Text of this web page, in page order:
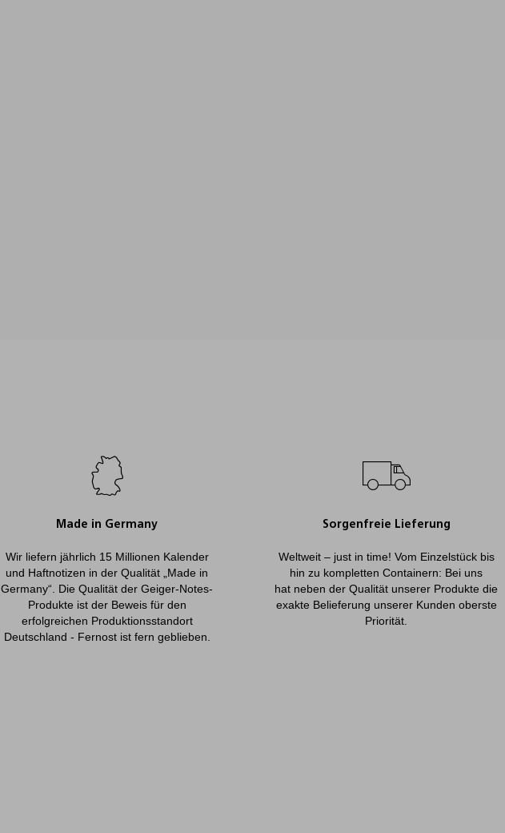
Made in Germany
Wir liefern jährlich 15 Millionen Kalender
und Haftnotizen in der Qualität „Made in
Germany“. Die Qualität der Geiger-Notes-
Produkte ist der Beweis für den
erfolgreichen Produktionsstandort
Deutschland - Fernost ist fern geblieben.
Sorgenfreie Lieferung
Weltweit – just in time! Vom Einzelstück bis
hin zu kompletten Containern: Bei uns
hat neben der Qualität unserer Produkte die
exakte Belieferung unserer Kunden oberste
Priorität.